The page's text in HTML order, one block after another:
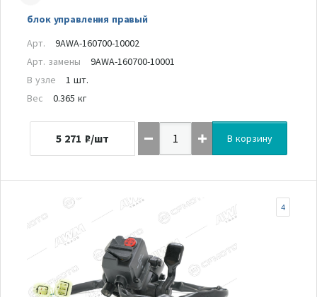
блок управления правый
Арт.
9AWA-160700-10002
Арт. замены
9AWA-160700-10001
В узле
1 шт.
Вес
0.365 кг
5 271 ₽/шт В корзину
4